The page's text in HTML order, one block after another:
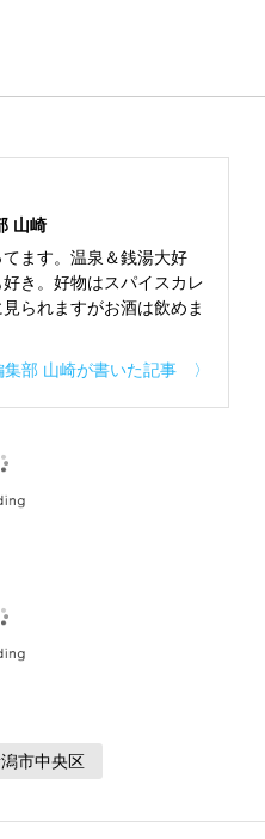
山崎
ます。温泉＆銭湯大好
き。好物はスパイスカレ
られますがお酒は飲めま
集部 山崎が書いた記事 〉
事
くり”がずらり！新潟で体